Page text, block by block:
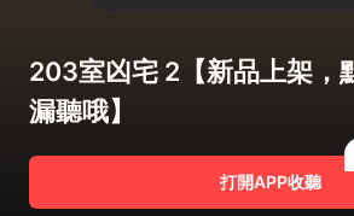
203室凶宅 2【新品上架，
漏聽哦】
打開APP收聽